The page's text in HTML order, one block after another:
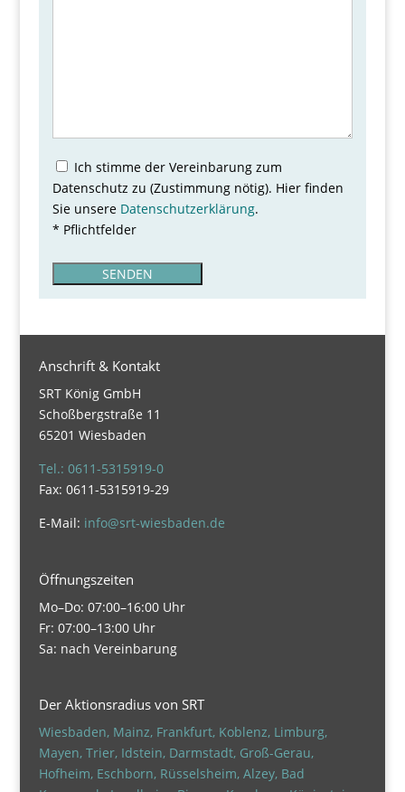
Ich stimme der Vereinbarung zum
Datenschutz zu (Zustimmung nötig). Hier finden
Sie unsere Datenschutzerklärung.
* Pflichtfelder
e
a
s
s
e
d
s
F
e
l
d
e
r
.
Anschrift & Kontakt
SRT König GmbH
Schoßbergstraße 11
65201 Wiesbaden
Tel.: 0611-5315919-0
Fax: 0611-5315919-29
E-Mail: info@srt-wiesbaden.de
Öffnungszeiten
Mo–Do: 07:00–16:00 Uhr
Fr: 07:00–13:00 Uhr
Sa: nach Vereinbarung
Der Aktionsradius von SRT
Wiesbaden, Mainz, Frankfurt, Koblenz, Limburg,
Mayen, Trier, Idstein, Darmstadt, Groß-Gerau,
Hofheim, Eschborn, Rüsselsheim, Alzey, Bad